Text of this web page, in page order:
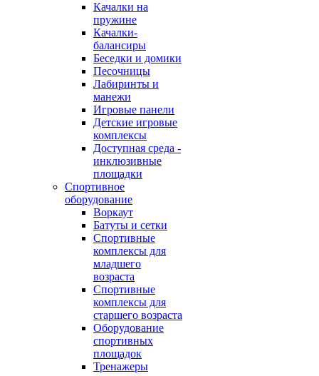
Качалки на
пружине
Качалки-
балансиры
Беседки и домики
Песочницы
Лабиринты и
манежи
Игровые панели
Детские игровые
комплексы
Доступная среда -
инклюзивные
площадки
Спортивное
оборудование
Воркаут
Батуты и сетки
Спортивные
комплексы для
младшего
возраста
Спортивные
комплексы для
старшего возраста
Оборудование
спортивных
площадок
Тренажеры